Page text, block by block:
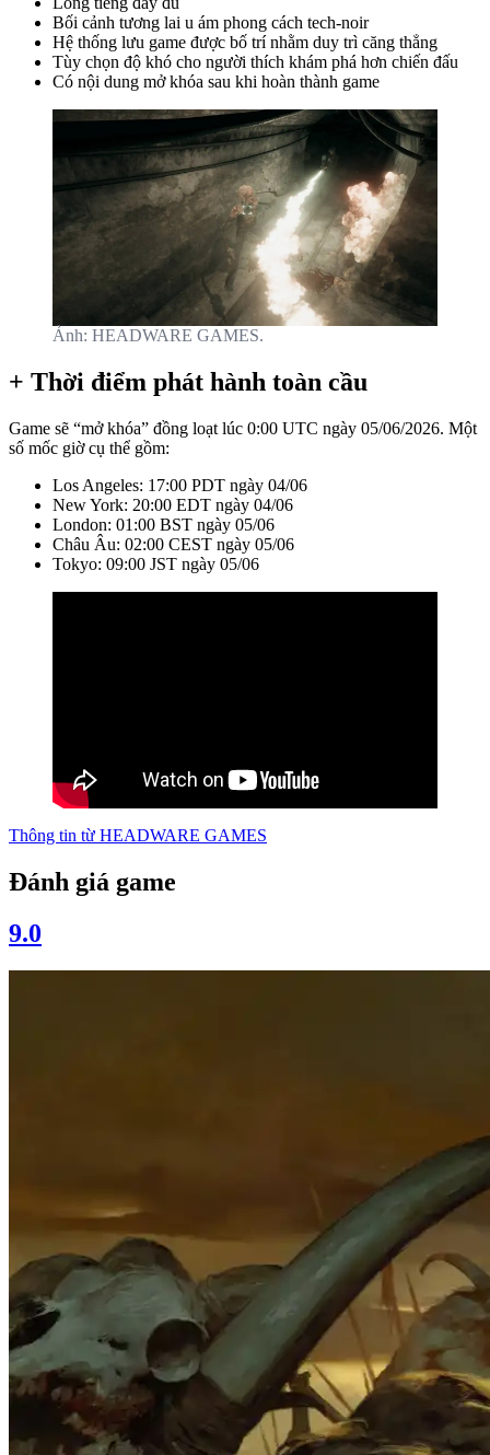
Bối cảnh tương lai u ám phong cách tech-noir
Hệ thống lưu game được bố trí nhằm duy trì căng thẳng
Tùy chọn độ khó cho người thích khám phá hơn chiến đấu
Có nội dung mở khóa sau khi hoàn thành game
Ảnh: HEADWARE GAMES.
+ Thời điểm phát hành toàn cầu
Game sẽ “mở khóa” đồng loạt lúc 0:00 UTC ngày 05/06/2026. Một
số mốc giờ cụ thể gồm:
Los Angeles: 17:00 PDT ngày 04/06
New York: 20:00 EDT ngày 04/06
London: 01:00 BST ngày 05/06
Châu Âu: 02:00 CEST ngày 05/06
Tokyo: 09:00 JST ngày 05/06
Thông tin từ HEADWARE GAMES
Đánh giá game
9.0